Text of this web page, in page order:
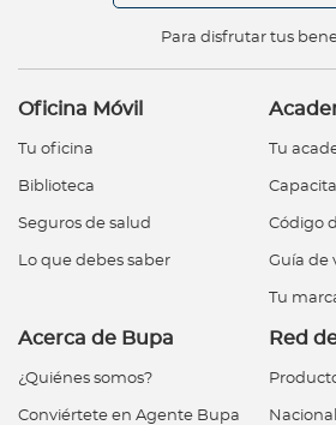
Para disfrutar tus
Oficina Móvil
Tu oficina
Biblioteca
Seguros de salud
Lo que debes saber
Tu
Código
Guía de
Tu
Acerca de Bupa
¿Quiénes somos?
Conviértete en Agente Bupa
Red